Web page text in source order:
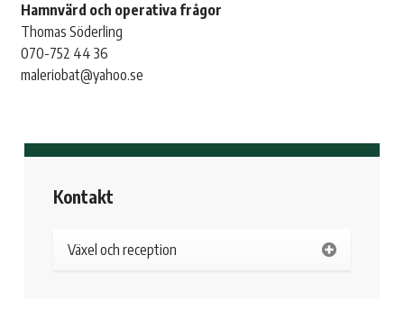
Kontakt
Växel och reception
Hamnvärd och operativa frågor
Thomas Söderling
070-752 44 36
maleriobat@yahoo.se